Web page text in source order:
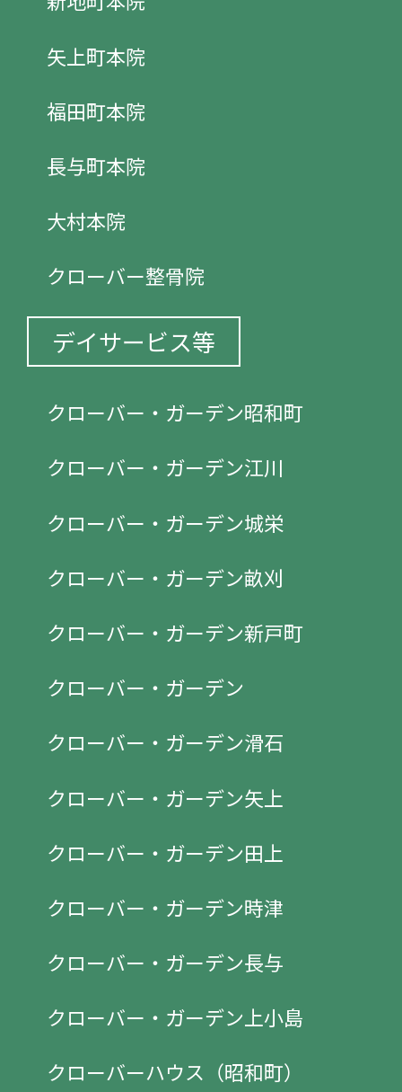
矢上町本院
福田町本院
長与町本院
大村本院
クローバー整骨院
デイサービス等
クローバー・ガーデン昭和町
クローバー・ガーデン江川
クローバー・ガーデン城栄
クローバー・ガーデン畝刈
クローバー・ガーデン新戸町
クローバー・ガーデン
クローバー・ガーデン滑石
クローバー・ガーデン矢上
クローバー・ガーデン田上
クローバー・ガーデン時津
クローバー・ガーデン長与
クローバー・ガーデン上小島
クローバーハウス（昭和町）